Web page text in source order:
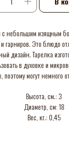
небольшим изящным
гарниров. Это блюдо
дизайн. Тарелка
в духовке и
могут немного
Высота, см.: 3
Диаметр, см: 18
Вес, кг.: 0,45